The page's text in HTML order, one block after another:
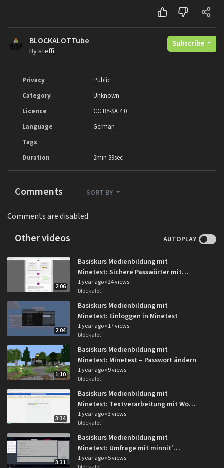
BLOCKALOTTube
By steffi
Subscribe
Privacy
Public
Category
Unknown
Licence
CC BY-SA 4.0
Language
German
Tags
Duration
2min 39sec
Comments SORT BY
Comments are disabled.
Other videos AUTOPLAY
2:06
Basiskurs Medienbildung mit
Minetest: Sichere Passwörter mit
dem Passwort-Schlüssel-Automaten
1 year ago•24 views
blockalot
2:04
Basiskurs Medienbildung mit
Minetest: Einloggen in Minetest
1 year ago•17 views
blockalot
1:10
Basiskurs Medienbildung mit
Minetest: Minetest – Passwort ändern
1 year ago•9 views
blockalot
3:34
Basiskurs Medienbildung mit
Minetest: Textverarbeitung mit Word
Online
1 year ago•3 views
blockalot
3:31
Basiskurs Medienbildung mit
Minetest: Umfrage mit minnit'
kopieren und anpassen
1 year ago•5 views